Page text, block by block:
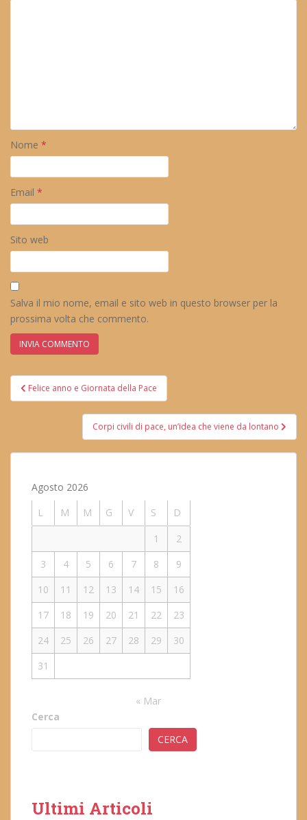
Nome *
Email *
Sito web
Salva il mio nome, email e sito web in questo browser per la
prossima volta che commento.
Navigazione
articoli
Felice anno e Giornata della Pace
Corpi civili di pace, un’idea che viene da lontano
Agosto 2026
L
M M G V S
D
1
2
3
4 5 6 7 8
9
10
11 12 13 14 15
16
17
18 19 20 21 22
23
24
25 26 27 28 29
30
31
« Mar
Cerca
CERCA
Ultimi Articoli